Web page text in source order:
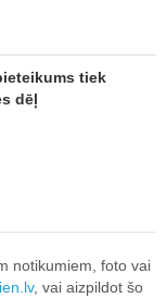
tiek
dēļ
notikumiem, foto vai
, vai aizpildot šo